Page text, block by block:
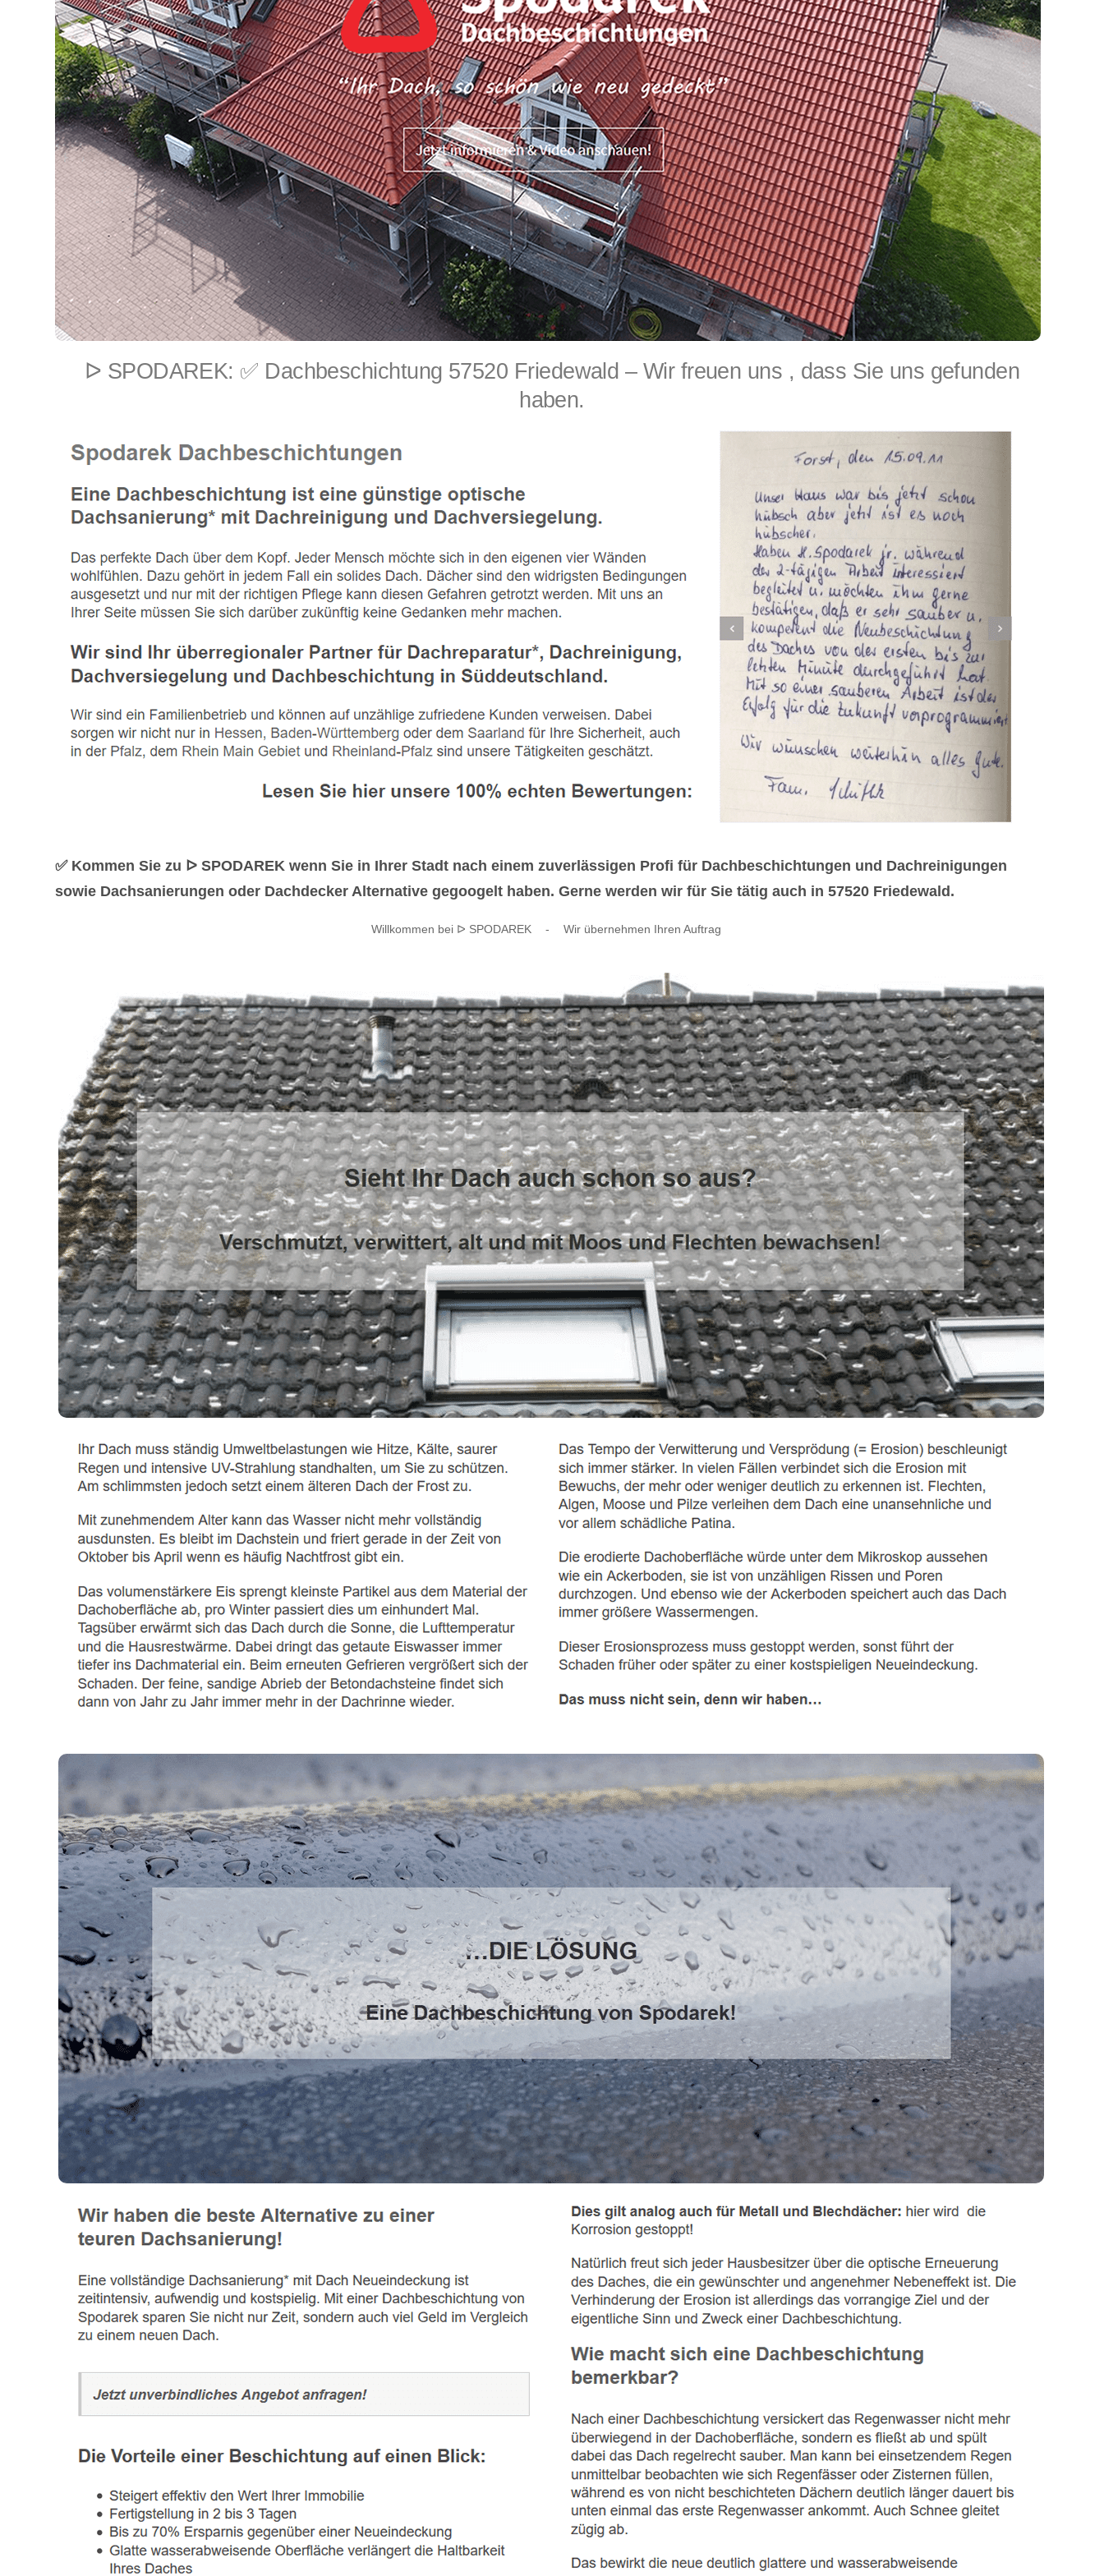
ᐅ SPODAREK: ✅ Dachbeschichtung 57520 Friedewald – Wir freuen uns , dass Sie uns gefunden
haben.
✅ Kommen Sie zu ᐅ SPODAREK wenn Sie in Ihrer Stadt nach einem zuverlässigen Profi für Dachbeschichtungen und Dachreinigungen
sowie Dachsanierungen oder Dachdecker Alternative gegoogelt haben. Gerne werden wir für Sie tätig auch in 57520 Friedewald.
Willkommen bei ᐅ SPODAREK - Wir übernehmen Ihren Auftrag